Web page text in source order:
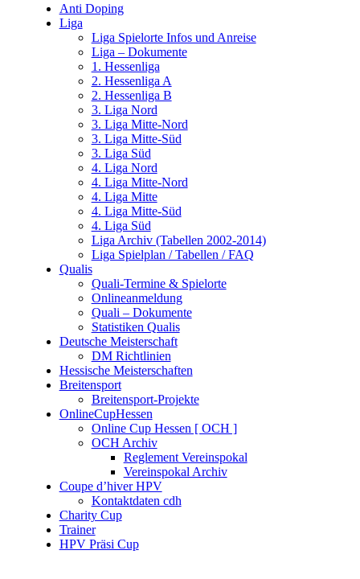
Anti Doping
Liga
Liga Spielorte Infos und Anreise
Liga – Dokumente
1. Hessenliga
2. Hessenliga A
2. Hessenliga B
3. Liga Nord
3. Liga Mitte-Nord
3. Liga Mitte-Süd
3. Liga Süd
4. Liga Nord
4. Liga Mitte-Nord
4. Liga Mitte
4. Liga Mitte-Süd
4. Liga Süd
Liga Archiv (Tabellen 2002-2014)
Liga Spielplan / Tabellen / FAQ
Qualis
Quali-Termine & Spielorte
Onlineanmeldung
Quali – Dokumente
Statistiken Qualis
Deutsche Meisterschaft
DM Richtlinien
Hessische Meisterschaften
Breitensport
Breitensport-Projekte
OnlineCupHessen
Online Cup Hessen [ OCH ]
OCH Archiv
Reglement Vereinspokal
Vereinspokal Archiv
Coupe d’hiver HPV
Kontaktdaten cdh
Charity Cup
Trainer
HPV Präsi Cup